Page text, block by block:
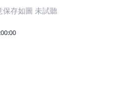
保存如圖 未試聽